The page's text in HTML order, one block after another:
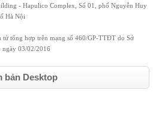
- Hapulico Complex, Số 01, phố Nguyễn Huy
Hà Nội
tổng hợp trên mạng số 460/GP-TTĐT do Sở
03/02/2016
bản Desktop